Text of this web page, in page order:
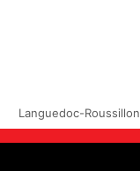
Languedoc-Roussillon